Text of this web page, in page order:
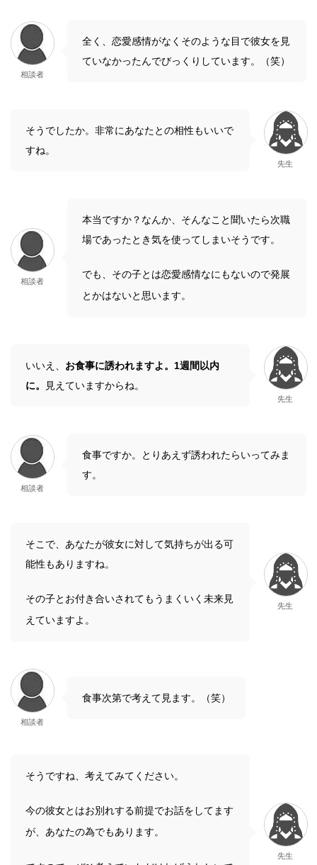
相談者
全く、恋愛感情がなくそのような目で彼女を見
ていなかったんでびっくりしています。（笑）
そうでしたか。非常にあなたとの相性もいいで
すね。
先生
相談者
本当ですか？なんか、そんなこと聞いたら次職
場であったとき気を使ってしまいそうです。
でも、その子とは恋愛感情なにもないので発展
とかはないと思います。
いいえ、 お食事に誘われますよ。1週間以内
に。
見えていますからね。
先生
相談者
食事ですか。とりあえず誘われたらいってみま
す。
そこで、あなたが彼女に対して気持ちが出る可
能性もありますね。
その子とお付き合いされてもうまくいく未来見
えていますよ。
先生
相談者
食事次第で考えて見ます。（笑）
そうですね、考えてみてください。
今の彼女とはお別れする前提でお話をしてます
が、あなたの為でもあります。
先生